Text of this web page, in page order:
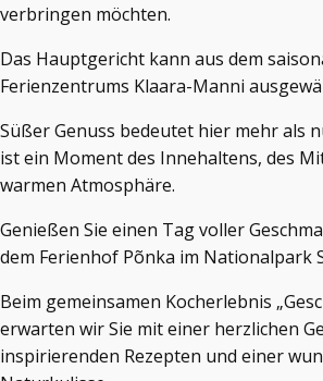
verbringen möchten.
Das Hauptgericht kann aus dem
Ferienzentrums Klaara-Manni
Süßer Genuss bedeutet hier mehr als
ist ein Moment des Innehaltens, des
warmen Atmosphäre.
Genießen Sie einen Tag voller
dem Ferienhof Põnka im Nationalpark
Beim gemeinsamen Kocherlebnis
erwarten wir Sie mit einer herzlichen
inspirierenden Rezepten und einer